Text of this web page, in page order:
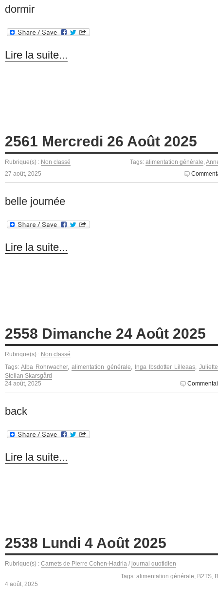
dormir
Lire la suite...
2561 Mercredi 26 Août 2025
Rubrique(s) : Non classé Tags: alimentation générale
27 août, 2025
belle journée
Lire la suite...
2558 Dimanche 24 Août 2025
Rubrique(s) : Non classé
Tags:Alba Rohrwacher,alimentation générale Inga Ibsdotter Lilleaas ,
Stellan Skarsgård
24 août, 2025
back
Lire la suite...
2538 Lundi 4 Août 2025
Rubrique(s) : Carnets de Pierre Cohen-Hadria / journal quotidien
Tags: alimentation générale, B2TS,
4 août, 2025